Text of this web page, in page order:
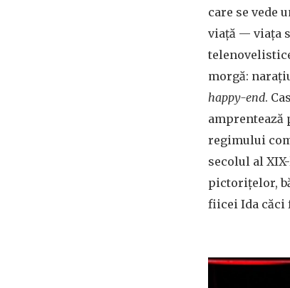
care se vede
viață — viața
morgă:
happy-end.
regimului
secolul al
pictorițelor,
fiicei Ida căci